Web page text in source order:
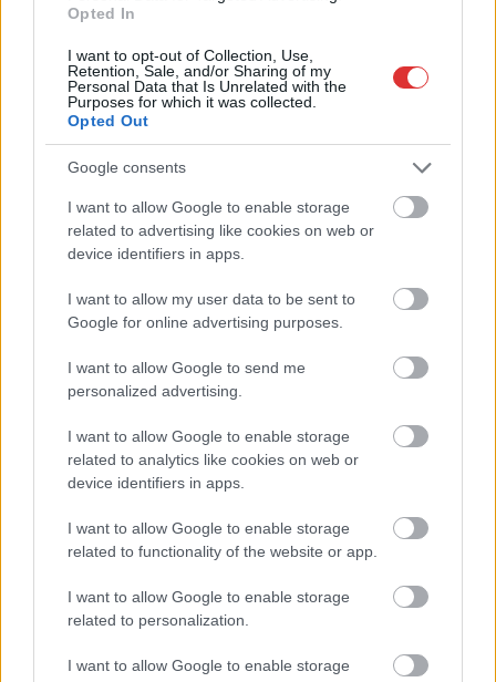
Opted In
I want to opt-out of Collection, Use,
Retention, Sale, and/or Sharing of my
Personal Data that Is Unrelated with the
Purposes for which it was collected.
Opted Out
Google consents
I want to allow Google to enable storage
related to advertising like cookies on web or
device identifiers in apps.
I want to allow my user data to be sent to
Google for online advertising purposes.
I want to allow Google to send me
personalized advertising.
I want to allow Google to enable storage
related to analytics like cookies on web or
device identifiers in apps.
I want to allow Google to enable storage
related to functionality of the website or app.
I want to allow Google to enable storage
related to personalization.
I want to allow Google to enable storage
2026.08.06. Horváth Zsolt
A polgármester a szolnoki cégekhez fordult: több
száz elbocsátott dolgozón segítene
Munkalehetőséget kér a térség vállalkozásaitól Szolnok
közzétett felhívásának célja, hogy...